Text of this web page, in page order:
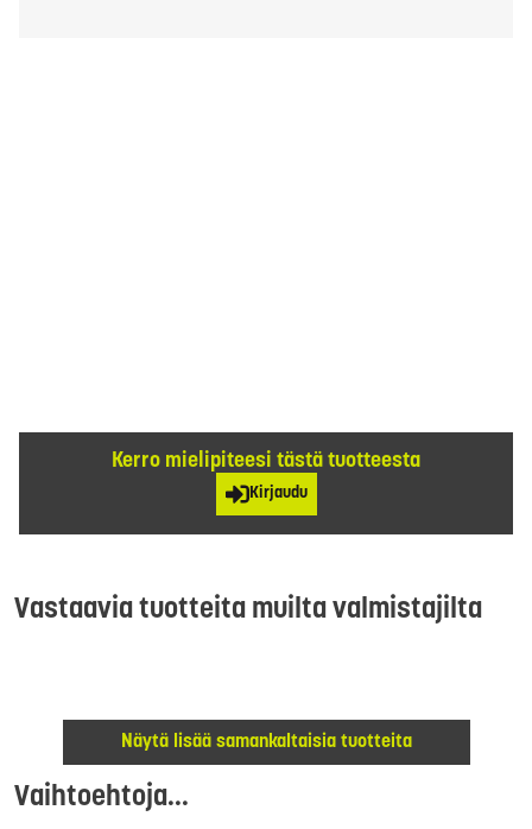
Kerro mielipiteesi tästä tuotteesta
Kirjaudu
Vastaavia tuotteita muilta valmistajilta
Näytä lisää samankaltaisia tuotteita
Vaihtoehtoja...